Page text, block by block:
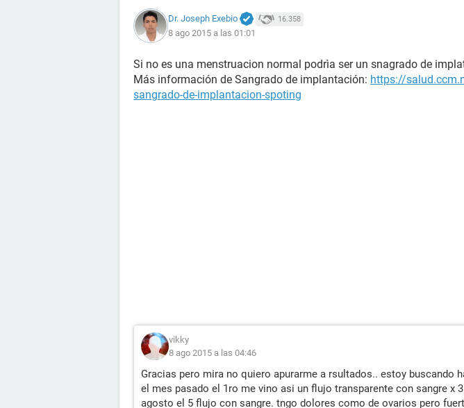
Dr. Joseph Exebio 16.358
8 ago 2015 a las 01:01
Si no es una menstruacion normal podrìa ser un snagrado de
Más información de Sangrado de implantación: https://
sangrado-de-implantacion-spoting
vikky
8 ago 2015 a las 04:46
Gracias pero mira no quiero apurarme a rsultados.. estoy buscando
el mes pasado el 1ro me vino asi un flujo transparente con sangre x
agosto el 5 flujo con sangre. tngo dolores como de ovarios pero